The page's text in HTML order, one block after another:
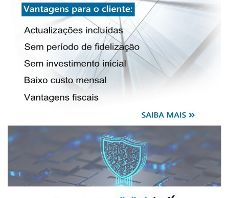
RANSOMWARE